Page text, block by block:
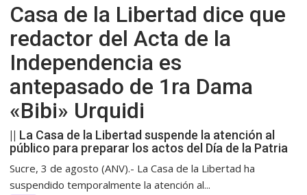
Casa de la Libertad dice que
redactor del Acta de la
Independencia es
antepasado de 1ra Dama
«Bibi» Urquidi
|| La Casa de la Libertad suspende la atención al
público para preparar los actos del Día de la Patria
Sucre, 3 de agosto (ANV).- La Casa de la Libertad ha
suspendido temporalmente la atención al...